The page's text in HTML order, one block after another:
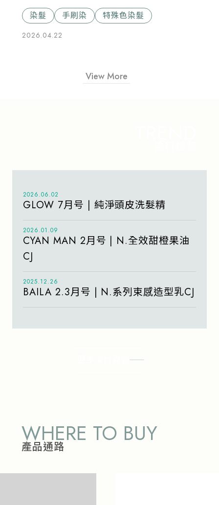
染髮 手刷染 特殊色染髮
2026.04.22
View More
2026.06.02
GLOW 7月号 | 純淨頭皮洗髮精
2026.01.09
CYAN MAN 2月号 | N.全效甜橙果油
CJ
2025.12.26
BAILA 2.3月号 | N.系列束感造型乳CJ
WHERE TO BUY
產品通路